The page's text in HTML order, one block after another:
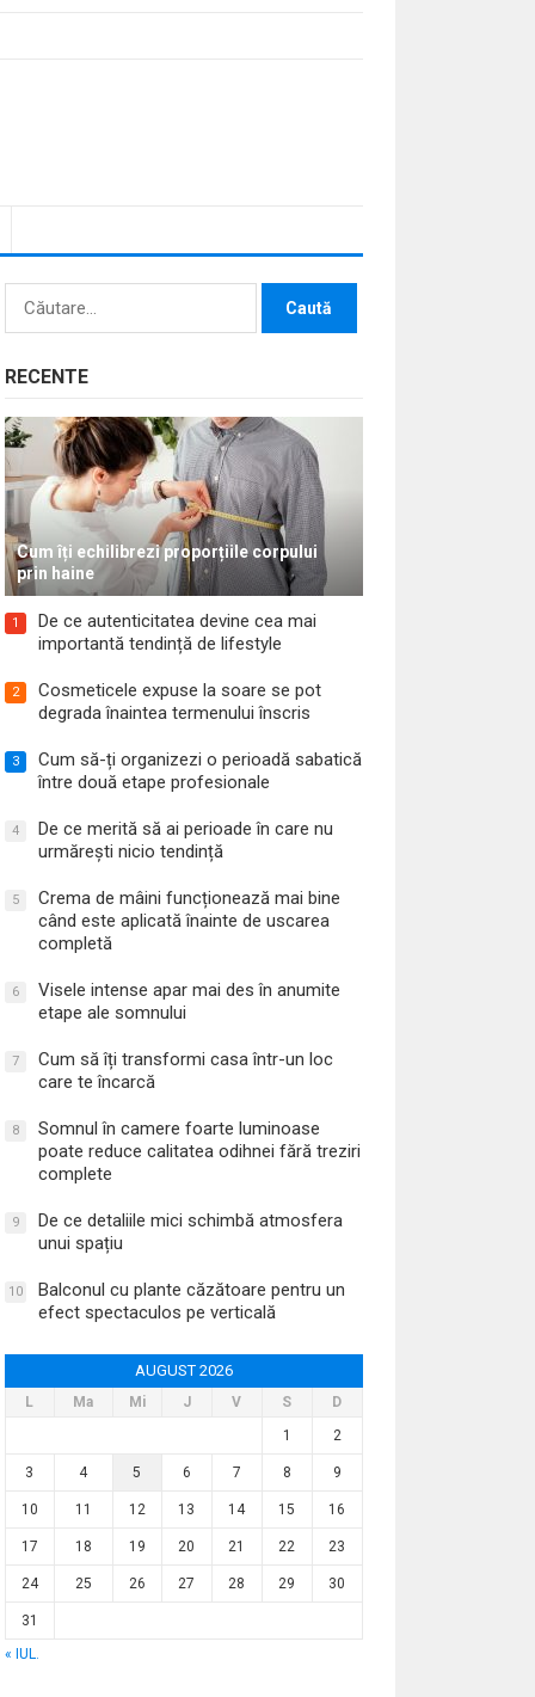
Caută
RECENTE
Cum îți echilibrezi proporțiile corpului
prin haine
1
De ce autenticitatea devine cea mai
importantă tendință de lifestyle
2
Cosmeticele expuse la soare se pot
degrada înaintea termenului înscris
3
Cum să-ți organizezi o perioadă sabatică
între două etape profesionale
4
De ce merită să ai perioade în care nu
urmărești nicio tendință
5
Crema de mâini funcționează mai bine
când este aplicată înainte de uscarea
completă
6
Visele intense apar mai des în anumite
etape ale somnului
7
Cum să îți transformi casa într-un loc
care te încarcă
8
Somnul în camere foarte luminoase
poate reduce calitatea odihnei fără treziri
complete
9
De ce detaliile mici schimbă atmosfera
unui spațiu
10
Balconul cu plante căzătoare pentru un
efect spectaculos pe verticală
AUGUST 2026
L Ma Mi J V S
D
1
2
3 4 5 6 7 8 9
10 11 12 13 14 15 16
17 18 19 20 21 22 23
24 25 26 27 28 29 30
31
« IUL.